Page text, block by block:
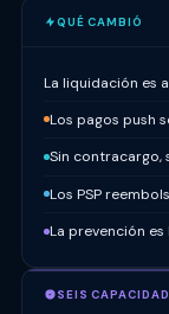
QUÉ CAMBIÓ
La liquidación es
Los pagos push
Sin contracargo,
Los PSP
La prevención
SEIS